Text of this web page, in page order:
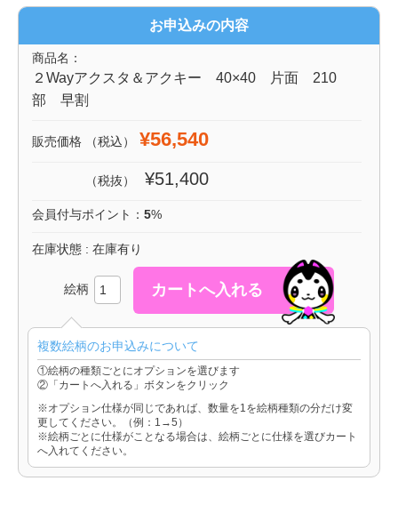
お申込みの内容
商品名：
２Wayアクスタ＆アクキー 40×40 片面 210
部 早割
販売価格 （税込） ¥56,540
（税抜） ¥51,400
会員付与ポイント： 5%
在庫状態 : 在庫有り
絵柄
複数絵柄のお申込みについて
①絵柄の種類ごとにオプションを選びます
②「カートへ入れる」ボタンをクリック
※オプション仕様が同じであれば、数量を1を絵柄種類の分だけ変
更してください。（例：1→5）
※絵柄ごとに仕様がことなる場合は、絵柄ごとに仕様を選びカート
へ入れてください。